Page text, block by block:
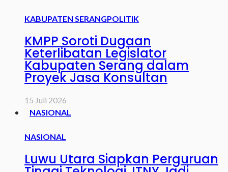
KABUPATEN SERANGPOLITIK
KMPP Soroti Dugaan
Keterlibatan Legislator
Kabupaten Serang dalam
Proyek Jasa Konsultan
15 Juli 2026
NASIONAL
NASIONAL
Luwu Utara Siapkan Perguruan